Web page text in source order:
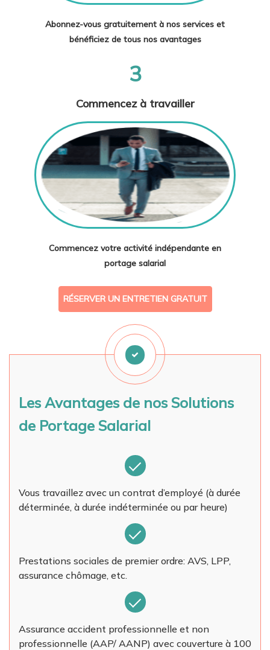
Abonnez-vous gratuitement à nos services et
bénéficiez de tous nos avantages
3
Commencez à travailler
Commencez votre activité indépendante en
portage salarial
RÉSERVER UN ENTRETIEN GRATUIT
Les Avantages de nos Solutions
de Portage Salarial
Vous travaillez avec un contrat d’employé (à durée
déterminée, à durée indéterminée ou par heure)
Prestations sociales de premier ordre: AVS, LPP,
assurance chômage, etc.
Assurance accident professionnelle et non
professionnelle (AAP/ AANP) avec couverture à 100